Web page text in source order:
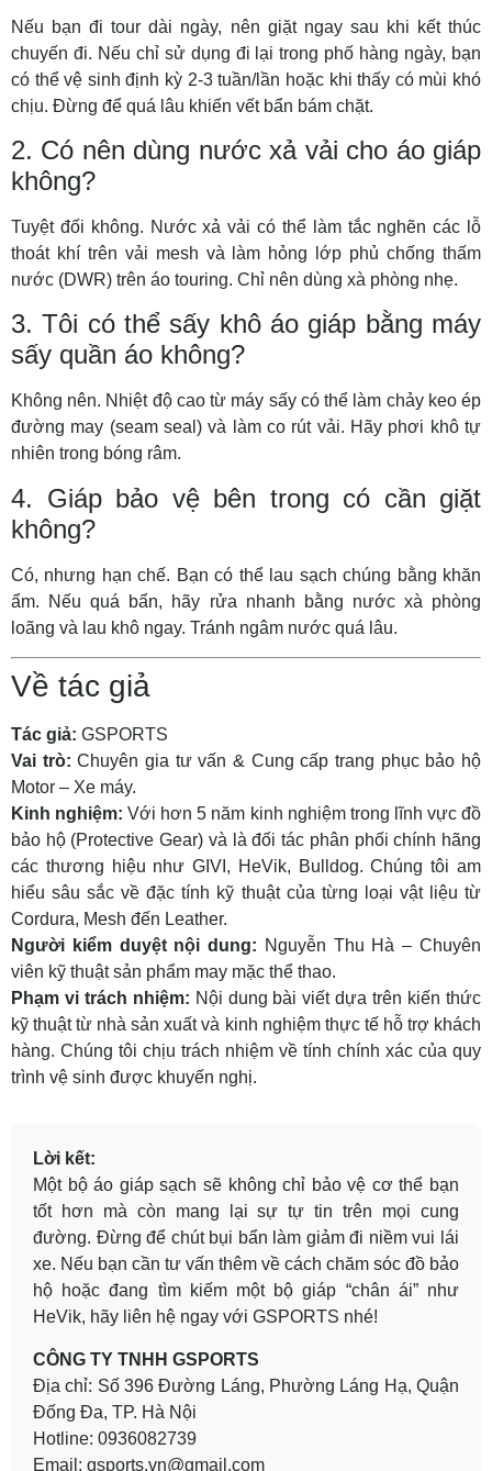
Nếu bạn đi tour dài ngày, nên giặt ngay sau khi kết thúc
chuyến đi. Nếu chỉ sử dụng đi lại trong phố hàng ngày, bạn
có thể vệ sinh định kỳ 2-3 tuần/lần hoặc khi thấy có mùi khó
chịu. Đừng để quá lâu khiến vết bẩn bám chặt.
2. Có nên dùng nước xả vải cho áo giáp
không?
Tuyệt đối không. Nước xả vải có thể làm tắc nghẽn các lỗ
thoát khí trên vải mesh và làm hỏng lớp phủ chống thấm
nước (DWR) trên áo touring. Chỉ nên dùng xà phòng nhẹ.
3. Tôi có thể sấy khô áo giáp bằng máy
sấy quần áo không?
Không nên. Nhiệt độ cao từ máy sấy có thể làm chảy keo ép
đường may (seam seal) và làm co rút vải. Hãy phơi khô tự
nhiên trong bóng râm.
4. Giáp bảo vệ bên trong có cần giặt
không?
Có, nhưng hạn chế. Bạn có thể lau sạch chúng bằng khăn
ẩm. Nếu quá bẩn, hãy rửa nhanh bằng nước xà phòng
loãng và lau khô ngay. Tránh ngâm nước quá lâu.
Về tác giả
Tác giả: GSPORTS
Vai trò: Chuyên gia tư vấn & Cung cấp trang phục bảo hộ
Motor – Xe máy.
Kinh nghiệm: Với hơn 5 năm kinh nghiệm trong lĩnh vực đồ
bảo hộ (Protective Gear) và là đối tác phân phối chính hãng
các thương hiệu như GIVI, HeVik, Bulldog. Chúng tôi am
hiểu sâu sắc về đặc tính kỹ thuật của từng loại vật liệu từ
Cordura, Mesh đến Leather.
Người kiểm duyệt nội dung: Nguyễn Thu Hà – Chuyên
viên kỹ thuật sản phẩm may mặc thể thao.
Phạm vi trách nhiệm: Nội dung bài viết dựa trên kiến thức
kỹ thuật từ nhà sản xuất và kinh nghiệm thực tế hỗ trợ khách
hàng. Chúng tôi chịu trách nhiệm về tính chính xác của quy
trình vệ sinh được khuyến nghị.
Lời kết:
Một bộ áo giáp sạch sẽ không chỉ bảo vệ cơ thể bạn
tốt hơn mà còn mang lại sự tự tin trên mọi cung
đường. Đừng để chút bụi bẩn làm giảm đi niềm vui lái
xe. Nếu bạn cần tư vấn thêm về cách chăm sóc đồ bảo
hộ hoặc đang tìm kiếm một bộ giáp “chân ái” như
HeVik, hãy liên hệ ngay với GSPORTS nhé!
CÔNG TY TNHH GSPORTS
Địa chỉ: Số 396 Đường Láng, Phường Láng Hạ, Quận
Đống Đa, TP. Hà Nội
Hotline: 0936082739
Email: gsports.vn@gmail.com